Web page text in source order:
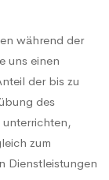
während der
uns einen
der bis zu
des
unterrichten,
zum
Dienstleistungen